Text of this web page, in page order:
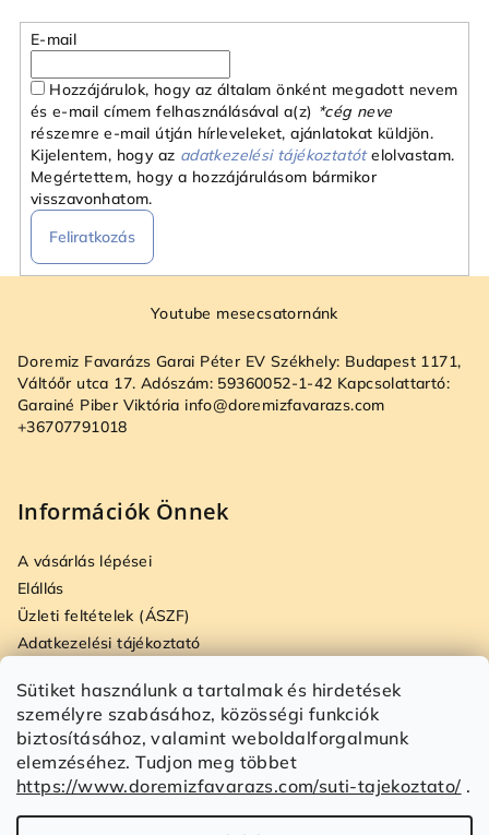
Sütiket használunk a tartalmak és hirdetések
személyre szabásához, közösségi funkciók
biztosításához, valamint weboldalforgalmunk
elemzéséhez. Tudjon meg többet
https://www.doremizfavarazs.com/suti-tajekoztato/ .
E-mail
Hozzájárulok, hogy az általam önként megadott nevem
és e-mail címem felhasználásával a(z) *cég neve
részemre e-mail útján hírleveleket, ajánlatokat küldjön.
Kijelentem, hogy az adatkezelési tájékoztatót elolvastam.
Megértettem, hogy a hozzájárulásom bármikor
visszavonhatom.
Feliratkozás
Youtube mesecsatornánk
Doremiz Favarázs Garai Péter EV Székhely: Budapest 1171,
Váltóőr utca 17. Adószám: 59360052-1-42 Kapcsolattartó:
Garainé Piber Viktória info@doremizfavarazs.com
+36707791018
Információk Önnek
A vásárlás lépései
Elállás
Üzleti feltételek (ÁSZF)
Adatkezelési tájékoztató
Jogi nyilatkozat
Fogyasztóvédelmi tájékoztató
Impresszum
Süti tájékoztató